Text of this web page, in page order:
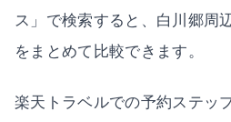
ス」で検索すると、白川郷周
をまとめて比較できます。
楽天トラベルでの予約ステッ